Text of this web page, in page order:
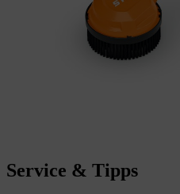
Service & Tipps